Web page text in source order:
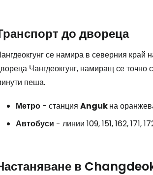
до двореца
се намира в северния край
Чангдеокгунг, намиращ се точно
пеша.
Метро - станция Angukна
Автобуси - линии 109, 151, 162, 171,
в